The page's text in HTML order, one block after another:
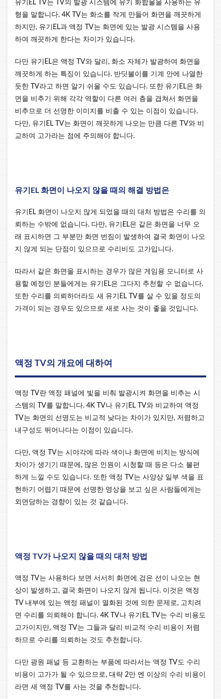
유기EL TV는 TV의 발광 시스템에 유기 화합물을 사용하는 유
형을 말합니다. 4K TV는 화소를 작게 만들어 화면을 깨끗하게
하지만, 유기EL과 액정 TV는 화면에 있는 발광 시스템을 사용
하여 깨끗하게 한다는 차이가 있습니다.
다만 유기EL은 액정 TV와 달리, 화소 자체가 발광하여 화면을
깨끗하게 하는 특징이 있습니다. 반딧불이를 기계 안에 나열한
듯한 TV라고 하면 알기 쉬울 수도 있습니다. 또한 유기EL은 화
면을 비추기 위해 각각 역할이 다른 여러 층을 겹쳐서 화면을
비추므로 더 선명한 이미지를 비출 수 있는 이점이 있습니다.
다만, 유기EL TV는 화면이 깨끗하게 나오는 만큼 다른 TV와 비
교하여 고가라는 점에 주의해야 합니다.
유기EL 화면이 나오지 않을 때의 해결 방법은
유기EL 화면이 나오지 않게 되었을 때의 대처 방법은 수리를 의
뢰하는 수밖에 없습니다. 다만, 유기EL은 같은 화면을 너무 오
래 표시하면 그 부분만 화면 번짐이 발생하여 결국 화면이 나오
지 않게 되는 단점이 있으므로 수리비도 고가입니다.
따라서 같은 화면을 표시하는 경우가 많은 게임용 모니터로 사
용할 예정인 분들에게는 유기EL은 그다지 추천할 수 없습니다.
또한 수리를 의뢰하더라도 새 유기EL TV를 살 수 있을 정도의
가격이 되는 경우도 있으므로 새로 사는 것이 좋을 것입니다.
액정 TV의 개요에 대하여
액정 TV란 액정 패널에 빛을 비춰 발광시켜 화면을 비추는 시
스템의 TV를 말합니다. 4K TV나 유기EL TV와 비교하여 액정
TV는 화면의 선명도는 비교적 낮다는 차이가 있지만, 저렴하고
내구성도 뛰어나다는 이점이 있습니다.
다만, 액정 TV는 시야각에 따라 색이나 화면에 비치는 방식에
차이가 생기기 때문에, 많은 인원이 시청할 때 등은 다소 불편
하게 느낄 수도 있습니다. 또한 액정 TV는 사양상 일부 색을 표
현하기 어렵기 때문에 선명한 영상을 보고 싶은 사람들에게는
외면당하는 경향이 있는 것 같습니다.
액정 TV가 나오지 않을 때의 대처 방법
액정 TV는 사용하다 보면 서서히 화면에 검은 선이 나오는 현
상이 발생하고, 결국 화면이 나오지 않게 됩니다. 이것은 액정
TV 내부에 있는 액정 패널이 열화된 것에 의한 문제로, 고치려
면 수리를 의뢰해야 합니다. 4K TV나 유기EL TV는 수리 비용도
고가이지만, 액정 TV는 그들과 달리 비교적 수리 비용이 저렴
하므로 수리를 의뢰하는 것도 추천합니다.
다만 광원 패널 등 교환하는 부품에 따라서는 액정 TV도 수리
비용이 고가가 될 수 있으므로, 대략 2만 엔 이상의 수리 비용이
라면 새 액정 TV를 사는 것을 추천합니다.